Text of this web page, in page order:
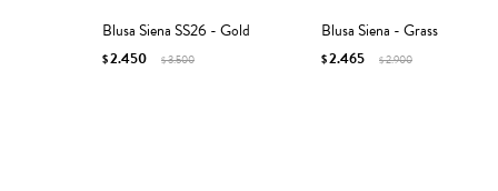
Blusa Siena SS26 - Gold
$2.450 $3.500
Blusa Siena - Grass
$2.465 $2.900